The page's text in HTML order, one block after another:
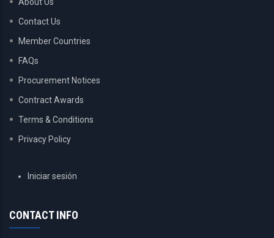
Contact Us
Member Countries
FAQs
Procurement Notices
Contract Awards
Terms & Conditions
Privacy Policy
USERIniciar sesión
CONTACT INFO